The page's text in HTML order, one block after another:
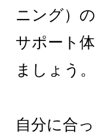
ニング）
サポート
ましょう。
自分に合